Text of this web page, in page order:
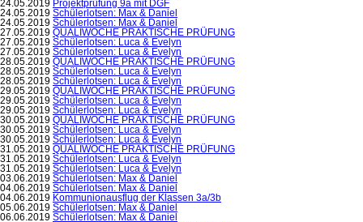
24.05.2019 Projektprüfung 9a mit DGF
24.05.2019 Schülerlotsen: Max & Daniel
24.05.2019 Schülerlotsen: Max & Daniel
27.05.2019 QUALIWOCHE PRAKTISCHE PRÜFUNG
27.05.2019 Schülerlotsen: Luca & Evelyn
27.05.2019 Schülerlotsen: Luca & Evelyn
28.05.2019 QUALIWOCHE PRAKTISCHE PRÜFUNG
28.05.2019 Schülerlotsen: Luca & Evelyn
28.05.2019 Schülerlotsen: Luca & Evelyn
29.05.2019 QUALIWOCHE PRAKTISCHE PRÜFUNG
29.05.2019 Schülerlotsen: Luca & Evelyn
29.05.2019 Schülerlotsen: Luca & Evelyn
30.05.2019 QUALIWOCHE PRAKTISCHE PRÜFUNG
30.05.2019 Schülerlotsen: Luca & Evelyn
30.05.2019 Schülerlotsen: Luca & Evelyn
31.05.2019 QUALIWOCHE PRAKTISCHE PRÜFUNG
31.05.2019 Schülerlotsen: Luca & Evelyn
31.05.2019 Schülerlotsen: Luca & Evelyn
03.06.2019 Schülerlotsen: Max & Daniel
04.06.2019 Schülerlotsen: Max & Daniel
04.06.2019 Kommunionausflug der Klassen 3a/3b
05.06.2019 Schülerlotsen: Max & Daniel
06.06.2019 Schülerlotsen: Max & Daniel